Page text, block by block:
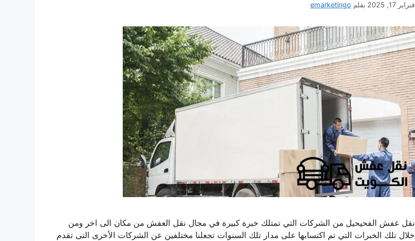
فبراير 17, 2025 بقلم emarketingo
نقل عفش الفحيحيل من الشركات التي تمتلك خبرة كبيرة في مجال نقل العفش من مكان الى اخر ومن
خلال تلك الخبرات التي تم اكتسابها على مدار تلك السنوات تجعلنا مختلفين عن الشركات الأخرى التى تقدم